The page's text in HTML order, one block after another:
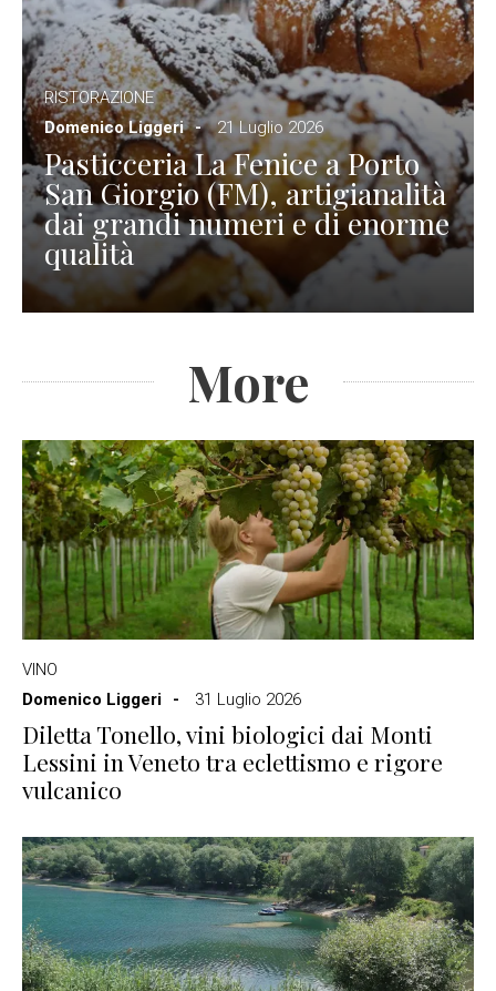
RISTORAZIONE
Domenico Liggeri
21 Luglio 2026
Pasticceria La Fenice a Porto
San Giorgio (FM), artigianalità
dai grandi numeri e di enorme
qualità
More
VINO
Domenico Liggeri
31 Luglio 2026
Diletta Tonello, vini biologici dai Monti
Lessini in Veneto tra eclettismo e rigore
vulcanico